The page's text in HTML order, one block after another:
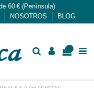
60 € (Península)
NOSOTROS BLOG